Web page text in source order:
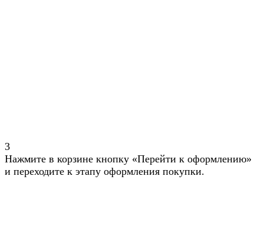
3
Нажмите в корзине кнопку «Перейти к оформлению»
и переходите к этапу оформления покупки.